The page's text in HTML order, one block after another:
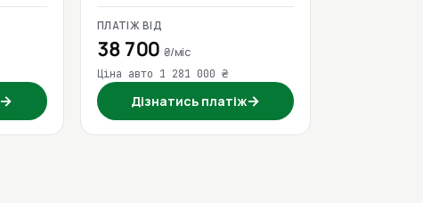
→
ПЛАТІЖ ВІД
38 700 ₴/міс
Ціна авто 1 281 000 ₴
Дізнатись платіж→